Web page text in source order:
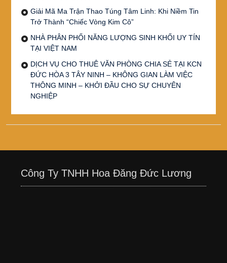
Giải Mã Ma Trận Thao Túng Tâm Linh: Khi Niềm Tin
Trở Thành “Chiếc Vòng Kim Cô”
NHÀ PHÂN PHỐI NĂNG LƯỢNG SINH KHỐI UY TÍN
TẠI VIỆT NAM
DỊCH VỤ CHO THUÊ VĂN PHÒNG CHIA SẺ TẠI KCN
ĐỨC HÒA 3 TÂY NINH – KHÔNG GIAN LÀM VIỆC
THÔNG MINH – KHỞI ĐẦU CHO SỰ CHUYÊN
NGHIỆP
Công Ty TNHH Hoa Đăng Đức Lương